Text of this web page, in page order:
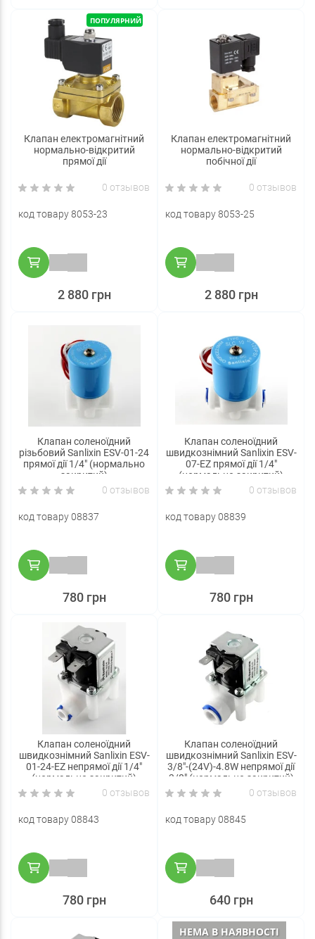
ПОПУЛЯРНИЙ
Клапан електромагнітний
нормально-відкритий
прямої дії
0 отзывов
код товару 8053-23
2 880 грн
Клапан електромагнітний
нормально-відкритий
побічної дії
0 отзывов
код товару 8053-25
2 880 грн
Клапан соленоїдний
різьбовий Sanlixin ESV-01-24
прямої дії 1/4" (нормально
закритий)
0 отзывов
код товару 08837
780 грн
Клапан соленоїдний
швидкознімний Sanlixin ESV-
07-EZ прямої дії 1/4"
(нормально закритий)
0 отзывов
код товару 08839
780 грн
Клапан соленоїдний
швидкознімний Sanlixin ESV-
01-24-EZ непрямої дії 1/4"
(нормально закритий)
0 отзывов
код товару 08843
780 грн
Клапан соленоїдний
швидкознімний Sanlixin ESV-
3/8"-(24V)-4.8W непрямої дії
3/8" (нормально закритий)
0 отзывов
код товару 08845
640 грн
НЕМА В НАЯВНОСТІ